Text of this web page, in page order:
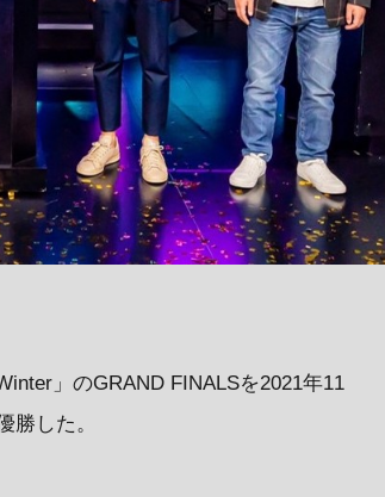
」のGRAND FINALSを2021年11
勝した。